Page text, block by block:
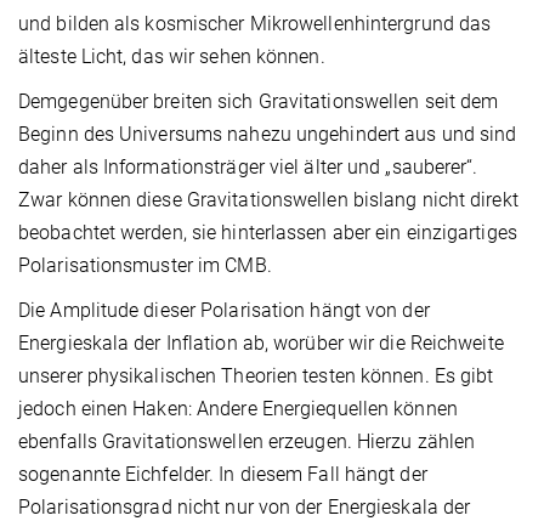
und bilden als kosmischer Mikrowellenhintergrund das
älteste Licht, das wir sehen können.
Demgegenüber breiten sich Gravitationswellen seit dem
Beginn des Universums nahezu ungehindert aus und sind
daher als Informationsträger viel älter und „sauberer“.
Zwar können diese Gravitationswellen bislang nicht direkt
beobachtet werden, sie hinterlassen aber ein einzigartiges
Polarisationsmuster im CMB.
Die Amplitude dieser Polarisation hängt von der
Energieskala der Inflation ab, worüber wir die Reichweite
unserer physikalischen Theorien testen können. Es gibt
jedoch einen Haken: Andere Energiequellen können
ebenfalls Gravitationswellen erzeugen. Hierzu zählen
sogenannte Eichfelder. In diesem Fall hängt der
Polarisationsgrad nicht nur von der Energieskala der